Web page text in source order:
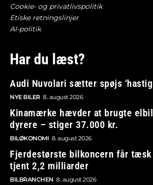
Cookie- og privatlivspolitik
Etiske retningslinjer
AI-politik
Har du læst?
Audi Nuvolari sætter spøjs
NYE BILER 8. august 2026
Kinamærke hævder at brugte
dyrere – stiger 37.000 kr.
BILØKONOMI 8. august 2026
Fjerdestørste bilkoncern får
tjent 2,2 milliarder
BILBRANCHEN 8. august 2026